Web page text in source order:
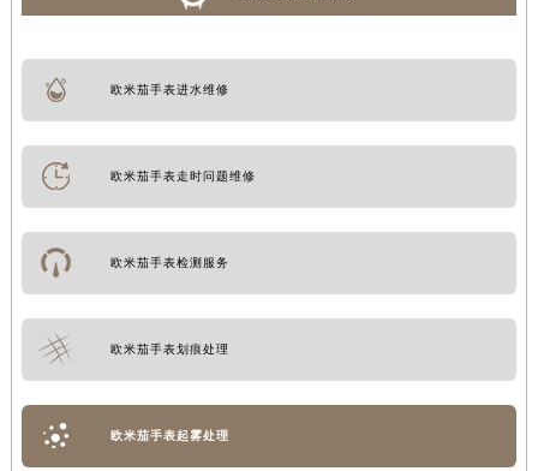
欧米茄手表进水维修
欧米茄手表走时问题维修
欧米茄手表检测服务
欧米茄手表划痕处理
欧米茄手表起雾处理